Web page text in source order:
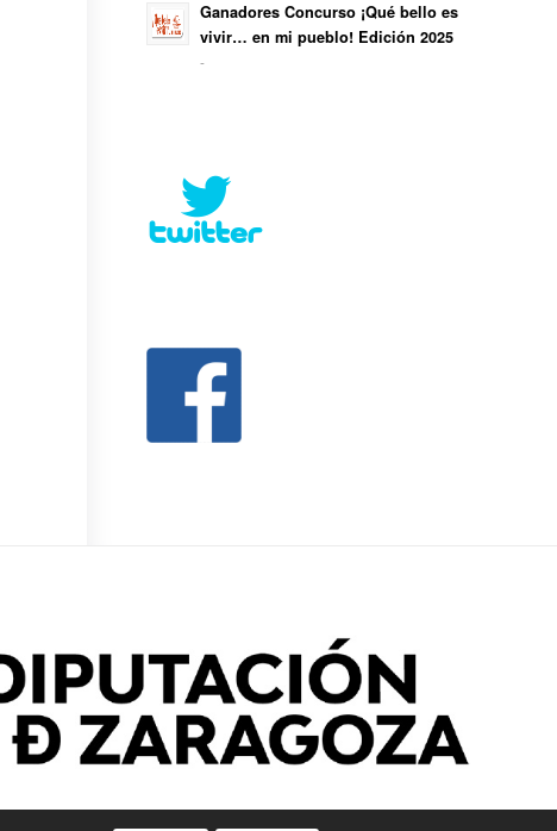
Ganadores Concurso ¡Qué bello es
vivir… en mi pueblo! Edición 2025
-